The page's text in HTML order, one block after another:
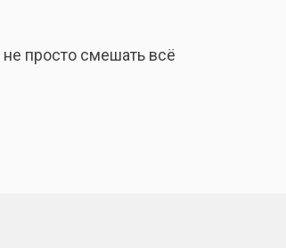
просто смешать всё